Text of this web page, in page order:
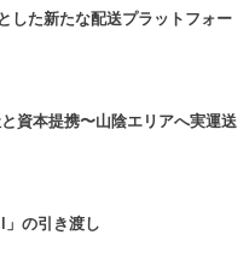
した新たな配送プラットフォー
資本提携〜山陰エリアへ実運送
」の引き渡し